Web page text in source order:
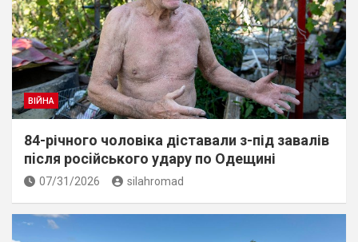
ВІЙНА
84-річного чоловіка діставали з-під завалів
пiсля росiйського удару по Одещині
07/31/2026 silahromad